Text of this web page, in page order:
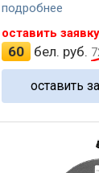
подробнее
оставить заявку
60 бел. руб.
оставить